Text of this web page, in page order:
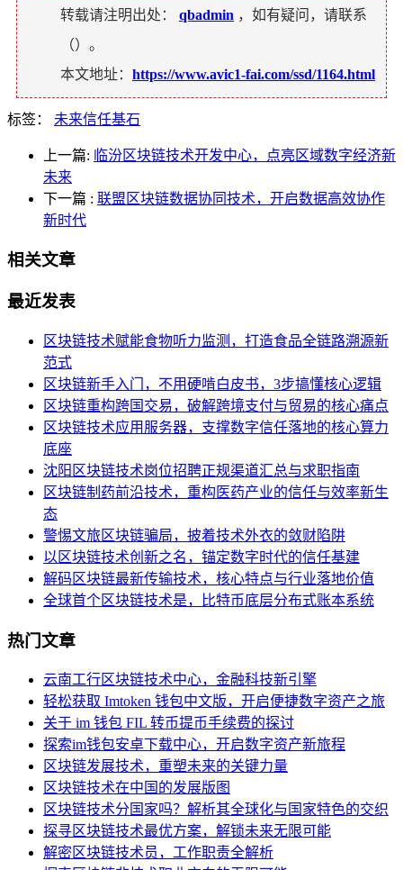
转载请注明出处： qbadmin ，如有疑问，请联系
（）。
本文地址： https://www.avic1-fai.com/ssd/1164.html
标签： 未来信任基石
上一篇: 临汾区块链技术开发中心，点亮区域数字经济新
未来
下一篇 : 联盟区块链数据协同技术，开启数据高效协作
新时代
相关文章
最近发表
区块链技术赋能食物听力监测，打造食品全链路溯源新
范式
区块链新手入门，不用硬啃白皮书，3步搞懂核心逻辑
区块链重构跨国交易，破解跨境支付与贸易的核心痛点
区块链技术应用服务器，支撑数字信任落地的核心算力
底座
沈阳区块链技术岗位招聘正规渠道汇总与求职指南
区块链制药前沿技术，重构医药产业的信任与效率新生
态
警惕文旅区块链骗局，披着技术外衣的敛财陷阱
以区块链技术创新之名，锚定数字时代的信任基建
解码区块链最新传输技术，核心特点与行业落地价值
全球首个区块链技术是，比特币底层分布式账本系统
热门文章
云南工行区块链技术中心，金融科技新引擎
轻松获取 Imtoken 钱包中文版，开启便捷数字资产之旅
关于 im 钱包 FIL 转币提币手续费的探讨
探索im钱包安卓下载中心，开启数字资产新旅程
区块链发展技术，重塑未来的关键力量
区块链技术在中国的发展版图
区块链技术分国家吗？解析其全球化与国家特色的交织
探寻区块链技术最优方案，解锁未来无限可能
解密区块链技术员，工作职责全解析